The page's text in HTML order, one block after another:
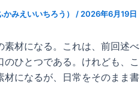
みえいいちろう） / 2026年6月19日
素材になる。これは、前回述
のひとつである。けれども、
材になるが、日常をそのまま